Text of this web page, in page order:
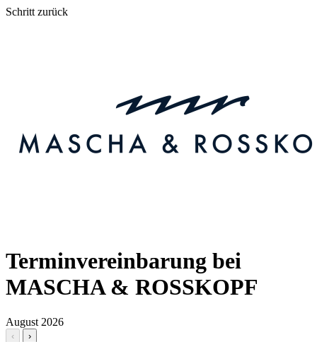
Schritt zurück
Terminvereinbarung bei
MASCHA & ROSSKOPF
August 2026
‹ ›